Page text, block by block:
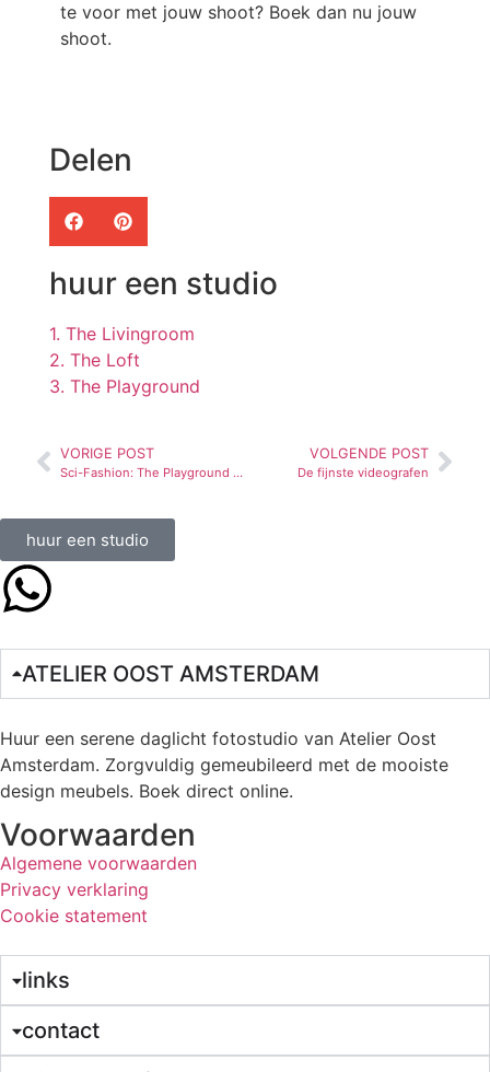
te voor met jouw shoot? Boek dan nu jouw
shoot.
Delen
huur een studio
1. The Livingroom
2. The Loft
3. The Playground
VORIGE POST
Sci-Fashion: The Playground schittert in Numéro Switzerland
VOLGENDE POST
De fijnste videografen
huur een studio
ATELIER OOST AMSTERDAM
Huur een serene daglicht fotostudio van Atelier Oost
Amsterdam. Zorgvuldig gemeubileerd met de mooiste
design meubels. Boek direct online.
Voorwaarden
Algemene voorwaarden
Privacy verklaring
Cookie statement
links
contact